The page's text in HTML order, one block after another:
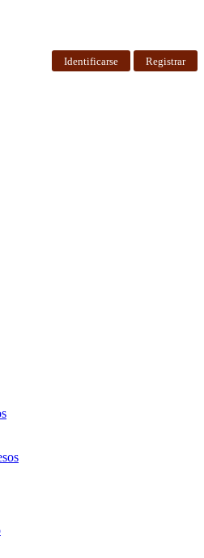
Identificarse Registrar